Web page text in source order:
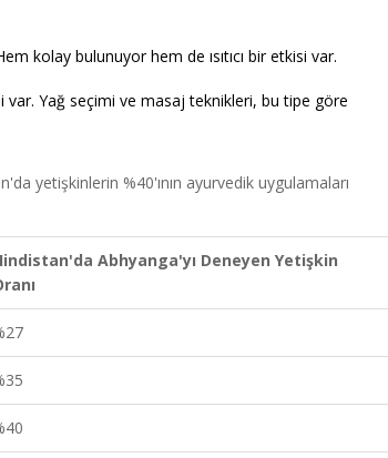
kolay bulunuyor hem de ısıtıcı bir etkisi var.
Yağ seçimi ve masaj teknikleri, bu tipe göre
yetişkinlerin %40'ının ayurvedik uygulamaları
Abhyanga'yı Deneyen Yetişkin